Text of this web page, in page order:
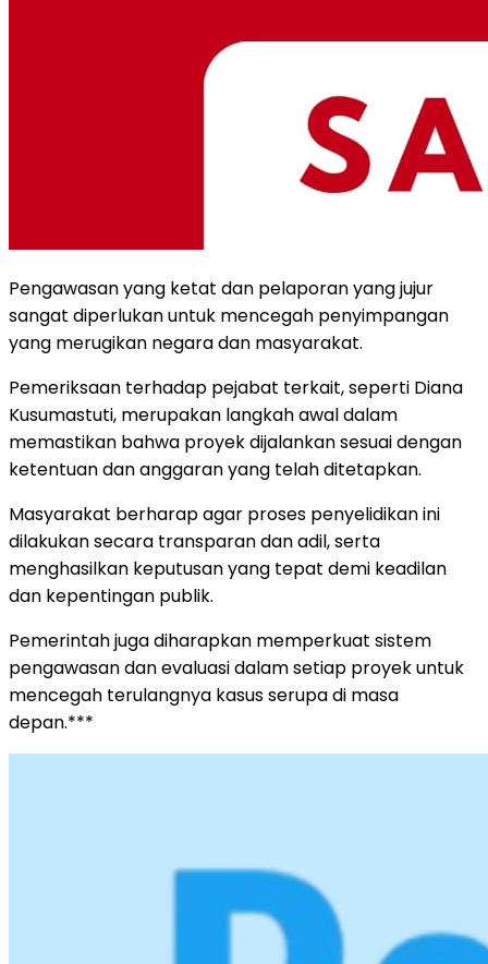
Pengawasan yang ketat dan pelaporan yang jujur
sangat diperlukan untuk mencegah penyimpangan
yang merugikan negara dan masyarakat.
Pemeriksaan terhadap pejabat terkait, seperti Diana
Kusumastuti, merupakan langkah awal dalam
memastikan bahwa proyek dijalankan sesuai dengan
ketentuan dan anggaran yang telah ditetapkan.
Masyarakat berharap agar proses penyelidikan ini
dilakukan secara transparan dan adil, serta
menghasilkan keputusan yang tepat demi keadilan
dan kepentingan publik.
Pemerintah juga diharapkan memperkuat sistem
pengawasan dan evaluasi dalam setiap proyek untuk
mencegah terulangnya kasus serupa di masa
depan.***